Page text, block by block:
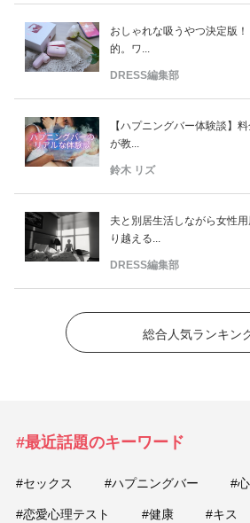
おしゃれな吸うやつ決定版
的。ワ...
DRESS編集部
【ハプニングバー体験談】
が教...
鈴木 リズ
夫と別居生活しながら女性
り越える...
DRESS編集部
総合人気ランキン
#最近話題のキーワード
#セックス #ハプニングバー #
#恋愛心理テスト #健康 #キス